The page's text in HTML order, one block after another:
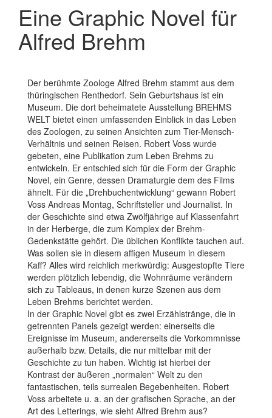
Eine Graphic Novel für
Alfred Brehm
Der berühmte Zoologe Alfred Brehm stammt aus dem
thüringischen Renthedorf. Sein Geburtshaus ist ein
Museum. Die dort beheimatete Ausstellung BREHMS
WELT bietet einen umfassenden Einblick in das Leben
des Zoologen, zu seinen Ansichten zum Tier-Mensch-
Verhältnis und seinen Reisen. Robert Voss wurde
gebeten, eine Publikation zum Leben Brehms zu
entwickeln. Er entschied sich für die Form der Graphic
Novel, ein Genre, dessen Dramaturgie dem des Films
ähnelt. Für die „Drehbuchentwicklung“ gewann Robert
Voss Andreas Montag, Schriftsteller und Journalist. In
der Geschichte sind etwa Zwölfjährige auf Klassenfahrt
in der Herberge, die zum Komplex der Brehm-
Gedenkstätte gehört. Die üblichen Konflikte tauchen auf.
Was sollen sie in diesem affigen Museum in diesem
Kaff? Alles wird reichlich merkwürdig: Ausgestopfte Tiere
werden plötzlich lebendig, die Wohnräume verändern
sich zu Tableaus, in denen kurze Szenen aus dem
Leben Brehms berichtet werden.
In der Graphic Novel gibt es zwei Erzählstränge, die in
getrennten Panels gezeigt werden: einerseits die
Ereignisse im Museum, andererseits die Vorkommnisse
außerhalb bzw. Details, die nur mittelbar mit der
Geschichte zu tun haben. Wichtig ist hierbei der
Kontrast der äußeren „normalen“ Welt zu den
fantastischen, teils surrealen Begebenheiten. Robert
Voss arbeitete u. a. an der grafischen Sprache, an der
Art des Letterings, wie sieht Alfred Brehm aus?